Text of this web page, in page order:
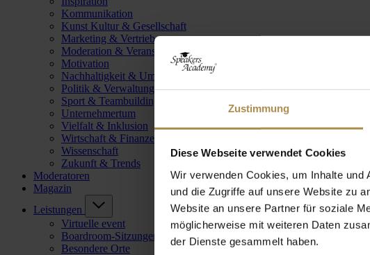
Zustimmung
Diese Webseite verwendet Cookies
Wir verwenden Cookies, um Inhalte
und die Zugriffe auf unsere Website zu
Website an unsere Partner für soziale
möglicherweise mit weiteren Daten
der Dienste gesammelt haben.
Kommunikation
Kunst Kultur & Gesellschaft
Marketing & Vertrieb
Moderation & Veranstaltungsleitung
Motivation
Nachhaltigkeit & Umwelt
Politik & Verwaltung
Sport & Teambuilding
Unternehmertum
Vielfalt & Inklusion
Wirtschaft & Finanzen
Wissenschaft
Zukunft & Trends
Moderatoren
Magazin
Leistungen
Virtuelle event
Boardroom-Sitzungen
Besondere Orte